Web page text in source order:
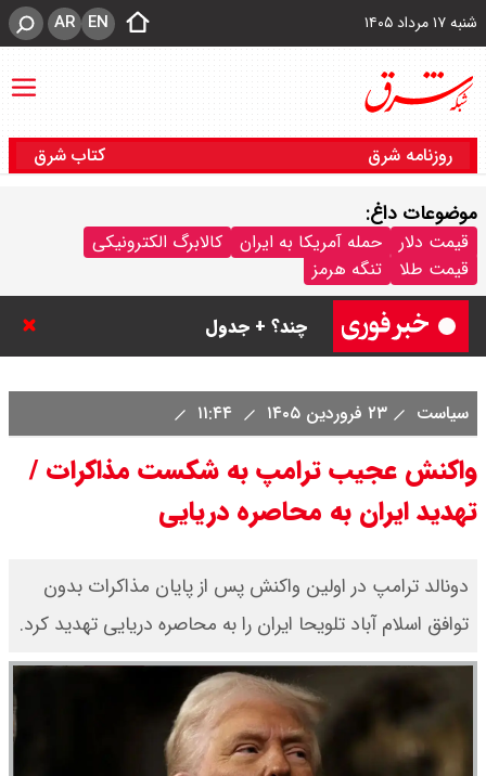
شنبه ۱۷ مرداد ۱۴۰۵ EN
AR
روزنامه شرق کتاب شرق
موضوعات داغ:
قیمت دلار حمله آمریکا به ایران
کالابرگ الکترونیکی
قیمت طلا
تنگه هرمز
چند؟ + جدول
سیاست ۲۳ فروردین ۱۴۰۵
واکنش عجیب ترامپ به شکست مذاکرات /
تهدید ایران به محاصره دریایی
دونالد ترامپ در اولین واکنش پس از پایان مذاکرات بدون
توافق اسلام آباد تلویحا ایران را به محاصره دریایی تهدید کرد.